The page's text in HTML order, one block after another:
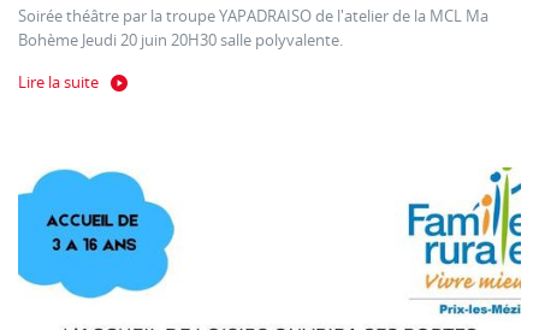
Soirée théâtre par la troupe YAPADRAISO de l'atelier de la MCL Ma
Bohème Jeudi 20 juin 20H30 salle polyvalente.
Lire la suite